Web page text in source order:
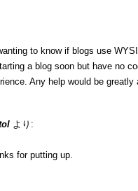
to know if blogs use
a blog soon but have no
Any help would be greatly
より:
for putting up.